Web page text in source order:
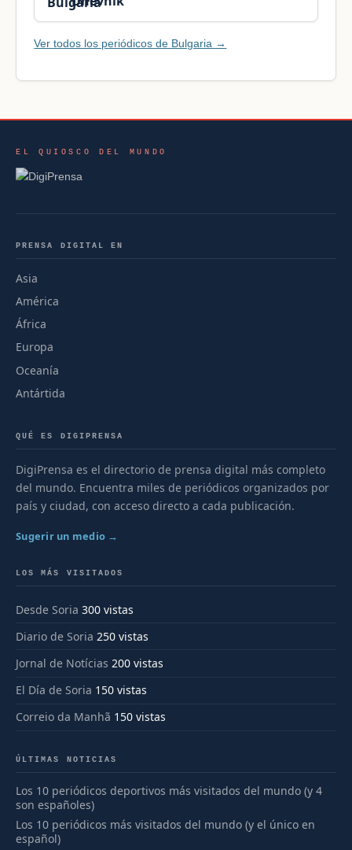
Ver todos los periódicos de Bulgaria →
EL QUIOSCO DEL MUNDO
PRENSA DIGITAL EN
Asia
América
África
Europa
Oceanía
Antártida
QUÉ ES DIGIPRENSA
DigiPrensa es el directorio de prensa digital más completo
del mundo. Encuentra miles de periódicos organizados por
país y ciudad, con acceso directo a cada publicación.
Sugerir un medio →
LOS MÁS VISITADOS
Desde Soria 300 vistas
Diario de Soria 250 vistas
Jornal de Notícias 200 vistas
El Día de Soria 150 vistas
Correio da Manhã 150 vistas
ÚLTIMAS NOTICIAS
Los 10 periódicos deportivos más visitados del mundo (y 4
son españoles)
Los 10 periódicos más visitados del mundo (y el único en
español)